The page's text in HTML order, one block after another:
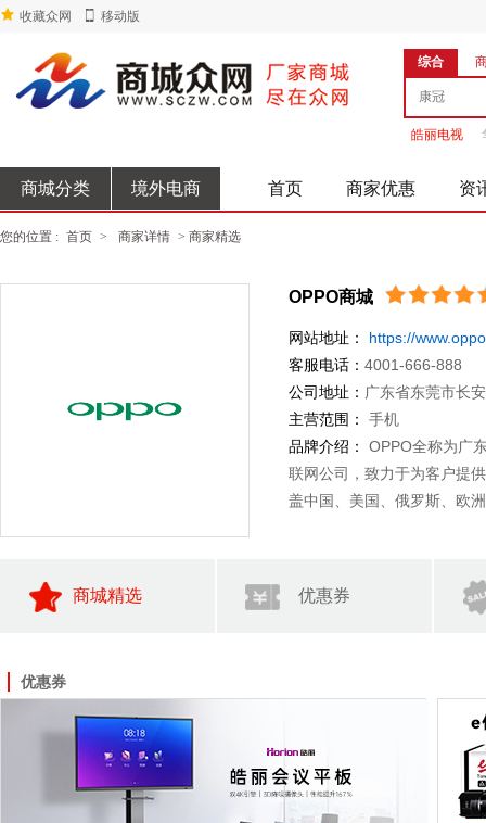
收藏众网 移动版
综合
皓丽电视
商城分类 境外电商 首页 商家优惠 资
您的位置 : 首页 > 商家详情 > 商家精选
OPPO商城
网站地址：
https://
客服电话： 4001-666-888
公司地址： 广东省东莞市长
主营范围：
手机
品牌介绍：
OPPO全称为广
联网公司，致力于为客户提
盖中国、美国、俄罗斯、欧
商城精选 优惠券
优惠券